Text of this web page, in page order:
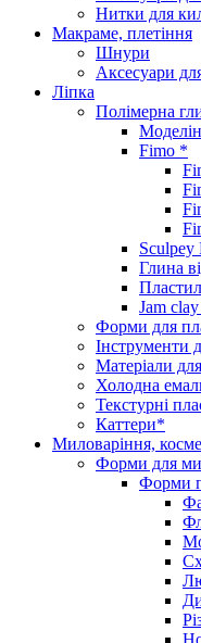
Нитки для
Макраме, плетіння
Шнури
Аксесуари
Ліпка
Полімерна
Fimo *
Sculpey
Глина
Jam
Форми для
Інструменти
Матеріали
Холодна
Текстурні
Каттери*
Миловаріння,
Форми для
Форми